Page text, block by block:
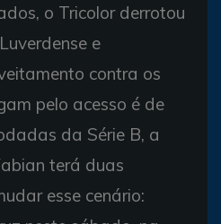
o Tricolor derrotou
e
contra os
pelo acesso é de
da Série B, a
terá duas
esse cenário: